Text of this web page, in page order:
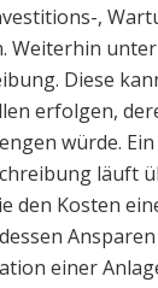
,
Weiterhin
Diese
erfolgen,
würde.
läuft
den Kosten
einer